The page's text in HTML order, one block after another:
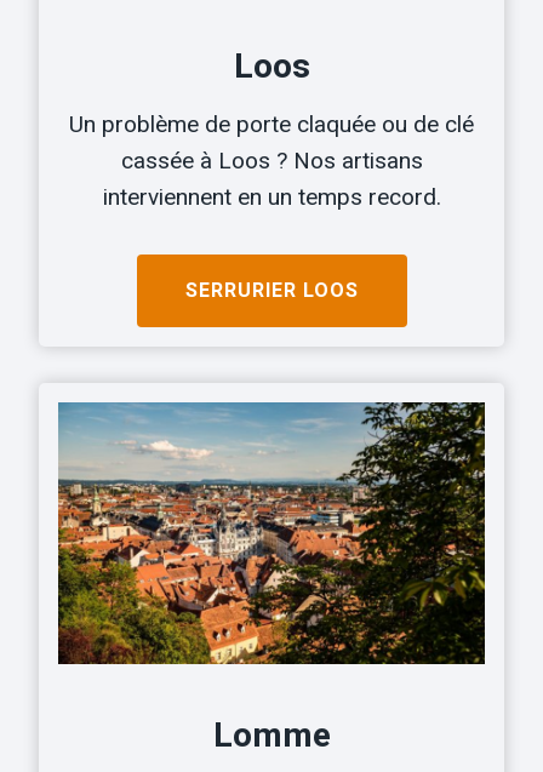
Loos
Un problème de porte claquée ou de clé
cassée à Loos ? Nos artisans
interviennent en un temps record.
SERRURIER LOOS
Lomme